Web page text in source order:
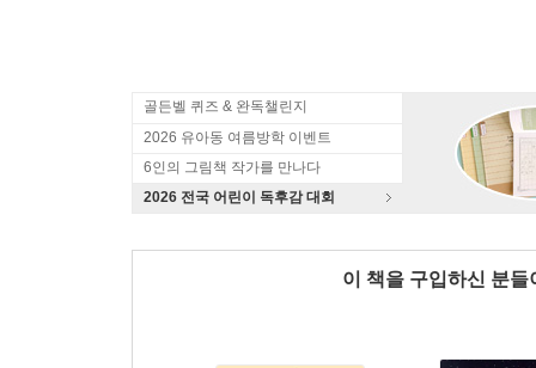
골든벨 퀴즈 & 완독챌린지
2026 유아동 여름방학 이벤트
6인의 그림책 작가를 만나다
2026 전국 어린이 독후감 대회
이 책을 구입하신 분